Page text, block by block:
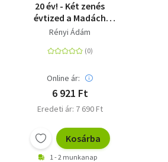
20 év! - Két zenés
évtized a Madách
Színházban
Rényi Ádám
Online ár:
6 921 Ft
Eredeti ár: 7 690 Ft
Kosárba
1 - 2 munkanap